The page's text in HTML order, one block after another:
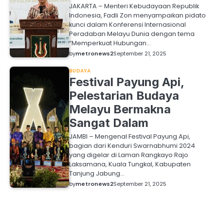
JAKARTA – Menteri Kebudayaan Republik
Indonesia, Fadli Zon menyampaikan pidato
kunci dalam Konferensi Internasional
Peradaban Melayu Dunia dengan tema
“Memperkuat Hubungan…
bymetronews2September 21, 2025
BUDAYA
Festival Payung Api,
Pelestarian Budaya
Melayu Bermakna
Sangat Dalam
JAMBI – Mengenal Festival Payung Api,
bagian dari Kenduri Swarnabhumi 2024
yang digelar di Laman Rangkayo Rajo
Laksamana, Kuala Tungkal, Kabupaten
Tanjung Jabung…
bymetronews2September 21, 2025